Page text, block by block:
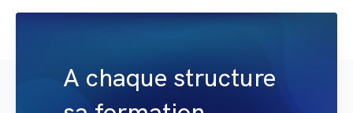
A chaque structure